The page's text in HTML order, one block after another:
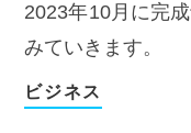
2023年10月に完
みていきます。
ビジネス